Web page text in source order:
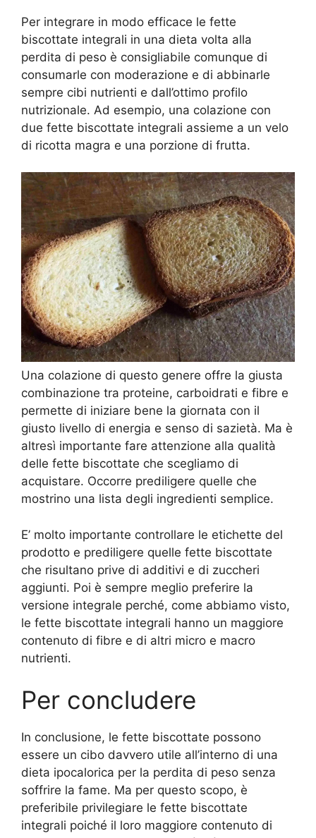
Per integrare in modo efficace le fette
biscottate integrali in una dieta volta alla
perdita di peso è consigliabile comunque di
consumarle con moderazione e di abbinarle
sempre cibi nutrienti e dall’ottimo profilo
nutrizionale. Ad esempio, una colazione con
due fette biscottate integrali assieme a un velo
di ricotta magra e una porzione di frutta.
Una colazione di questo genere offre la giusta
combinazione tra proteine, carboidrati e fibre e
permette di iniziare bene la giornata con il
giusto livello di energia e senso di sazietà. Ma è
altresì importante fare attenzione alla qualità
delle fette biscottate che scegliamo di
acquistare. Occorre prediligere quelle che
mostrino una lista degli ingredienti semplice.
E’ molto importante controllare le etichette del
prodotto e prediligere quelle fette biscottate
che risultano prive di additivi e di zuccheri
aggiunti. Poi è sempre meglio preferire la
versione integrale perché, come abbiamo visto,
le fette biscottate integrali hanno un maggiore
contenuto di fibre e di altri micro e macro
nutrienti.
Per concludere
In conclusione, le fette biscottate possono
essere un cibo davvero utile all’interno di una
dieta ipocalorica per la perdita di peso senza
soffrire la fame. Ma per questo scopo, è
preferibile privilegiare le fette biscottate
integrali poiché il loro maggiore contenuto di